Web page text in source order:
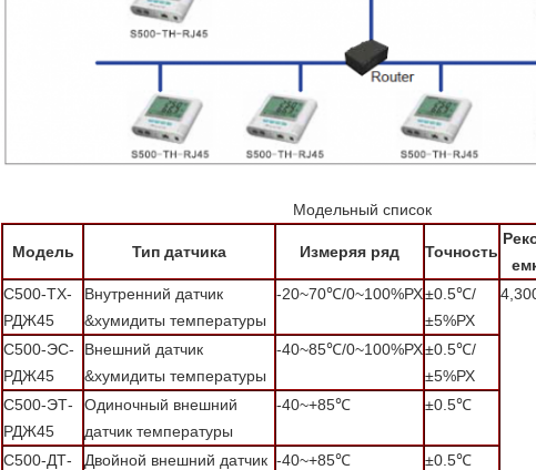
Модельный список
Модель Тип датчика Измеряя ряд Точность
С500-ТХ-
РДЖ45
Внутренний датчик
&хумидиты температуры
-20~70℃/0~100%РХ±0.5℃/
±5%РХ
С500-ЭС-
РДЖ45
Внешний датчик
&хумидиты температуры
-40~85℃/0~100%РХ±0.5℃/
±5%РХ
С500-ЭТ-
РДЖ45
Одиночный внешний
датчик температуры
-40~+85℃ ±0.5℃
С500-ДТ-
Двойной внешний датчик -40~+85℃ ±0.5℃